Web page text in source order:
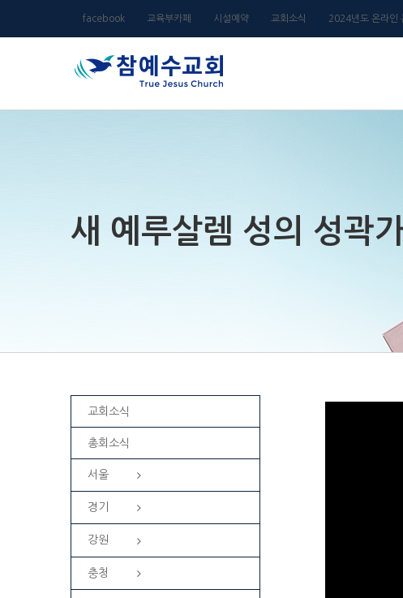
to
facebook 교육부카페 시설예약 교회소식 2024년도 온라인
새 예루살렘 성의 성곽
교회소식
총회소식
서울
경기
강원
충청